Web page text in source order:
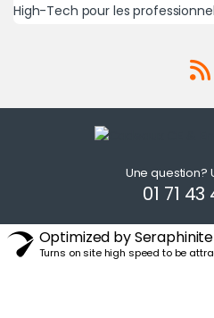
High-Tech pour les
Une question?
01 71
Optimized by
Turns on site high speed to be